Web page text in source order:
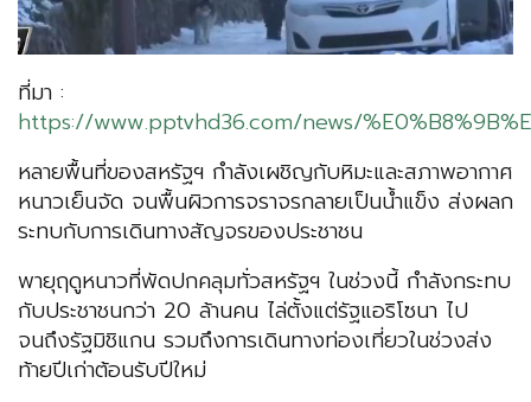
ที่มา :
https://www.pptvhd36.com/news/
หลายพื้นที่ของสหรัฐฯ กำลังเผชิญกับหิมะและสภาพอากาศ
หนาวเย็นจัด จนพื้นผิวการจราจรกลายเป็นน้ำแข็ง ส่งผลก
ระทบกับการเดินทางสัญจรของประชาชน
พายุฤดูหนาวที่พัดปกคลุมทั่วสหรัฐฯ ในช่วงนี้ กำลังกระทบ
กับประชาชนกว่า 20 ล้านคน ไล่ตั้งแต่รัฐแอริโซนา ไป
จนถึงรัฐมิชิแกน รวมถึงการเดินทางท่องเที่ยวในช่วงส่ง
ท้ายปีเก่าต้อนรับปีใหม่